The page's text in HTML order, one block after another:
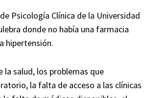
Psicología Clínica de la Universidad
donde no había una farmacia
hipertensión.
la salud, los problemas que
la falta de acceso a las clínicas